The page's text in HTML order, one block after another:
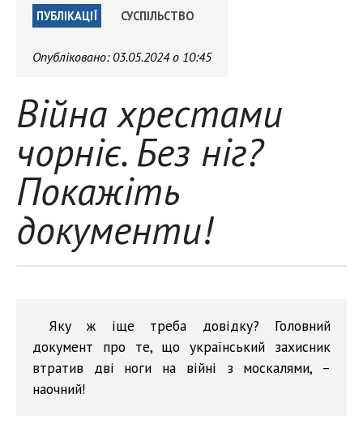
ПУБЛІКАЦІЇ СУСПІЛЬСТВО
Опубліковано: 03.05.2024 о 10:45
Війна хрестами
чорніє. Без ніг?
Покажіть
документи!
Яку ж іще треба довідку? Головний
документ про те, що український захисник
втратив дві ноги на війні з москалями, –
наочний!